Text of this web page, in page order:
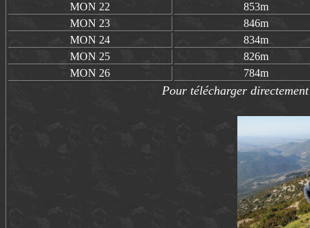
MON 22
853m
MON 23
846m
MON 24
834m
MON 25
826m
MON 26
784m
Pour télécharger